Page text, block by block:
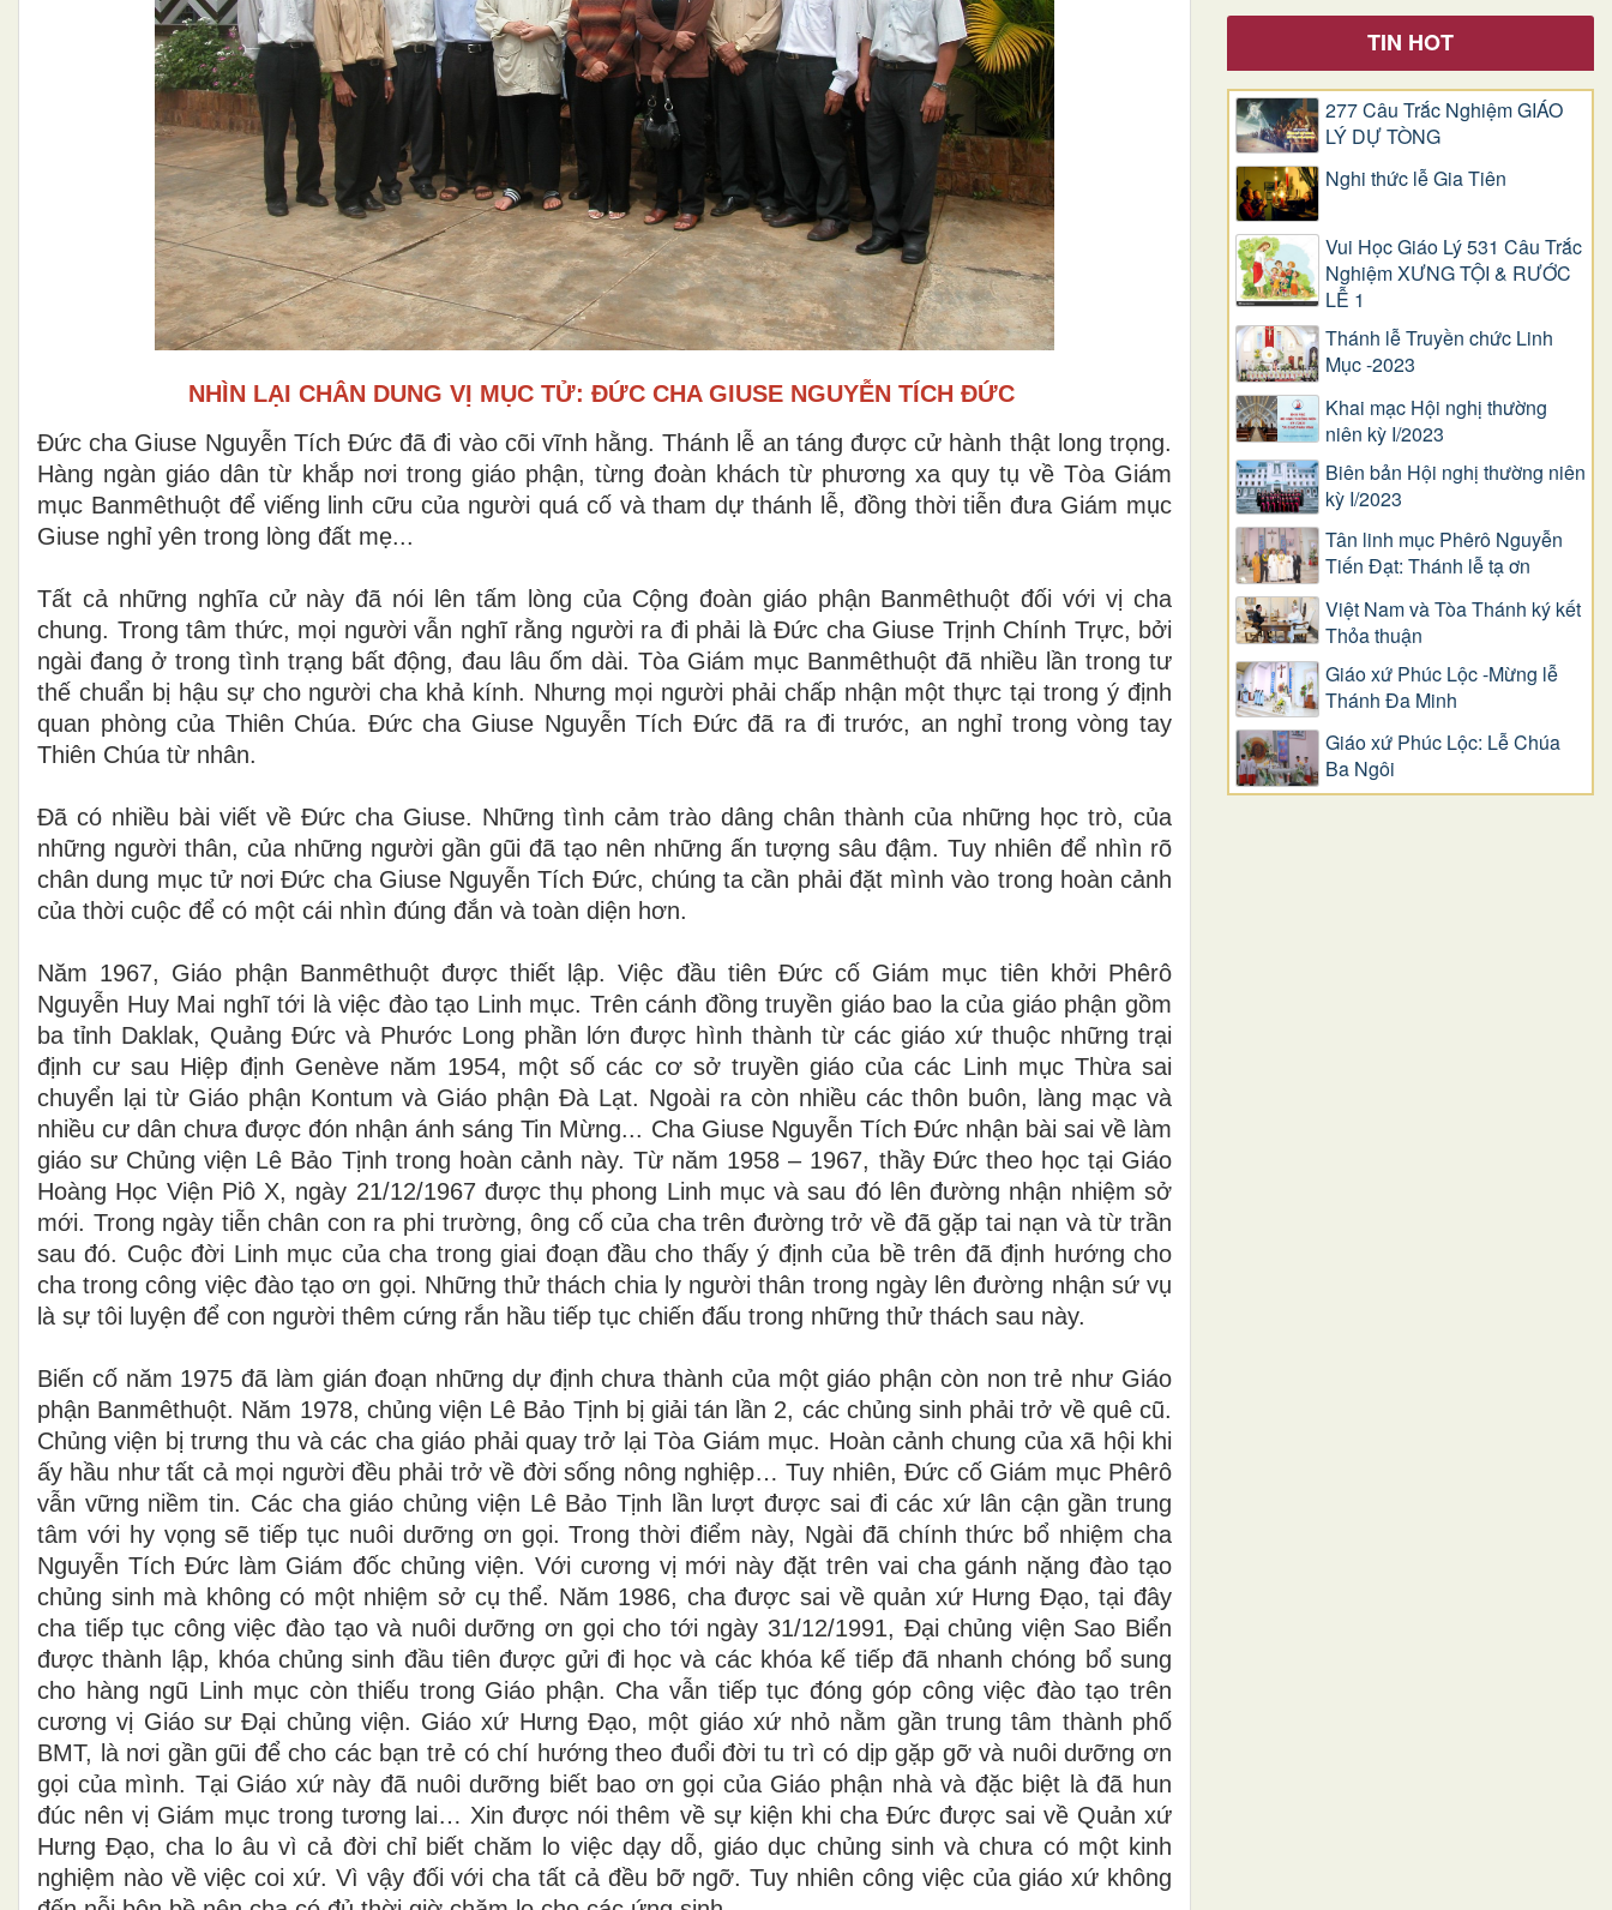
NHÌN LẠI CHÂN DUNG VỊ MỤC TỬ: ĐỨC CHA GIUSE NGUYỄN TÍCH ĐỨC
Đức cha Giuse Nguyễn Tích Đức đã đi vào cõi vĩnh hằng. Thánh lễ an táng được cử hành thật long trọng.
Hàng ngàn giáo dân từ khắp nơi trong giáo phận, từng đoàn khách từ phương xa quy tụ về Tòa Giám
mục Banmêthuột để viếng linh cữu của người quá cố và tham dự thánh lễ, đồng thời tiễn đưa Giám mục
Giuse nghỉ yên trong lòng đất mẹ...
Tất cả những nghĩa cử này đã nói lên tấm lòng của Cộng đoàn giáo phận Banmêthuột đối với vị cha
chung. Trong tâm thức, mọi người vẫn nghĩ rằng người ra đi phải là Đức cha Giuse Trịnh Chính Trực, bởi
ngài đang ở trong tình trạng bất động, đau lâu ốm dài. Tòa Giám mục Banmêthuột đã nhiều lần trong tư
thế chuẩn bị hậu sự cho người cha khả kính. Nhưng mọi người phải chấp nhận một thực tại trong ý định
quan phòng của Thiên Chúa. Đức cha Giuse Nguyễn Tích Đức đã ra đi trước, an nghỉ trong vòng tay
Thiên Chúa từ nhân.
Đã có nhiều bài viết về Đức cha Giuse. Những tình cảm trào dâng chân thành của những học trò, của
những người thân, của những người gần gũi đã tạo nên những ấn tượng sâu đậm. Tuy nhiên để nhìn rõ
chân dung mục tử nơi Đức cha Giuse Nguyễn Tích Đức, chúng ta cần phải đặt mình vào trong hoàn cảnh
của thời cuộc để có một cái nhìn đúng đắn và toàn diện hơn.
Năm 1967, Giáo phận Banmêthuột được thiết lập. Việc đầu tiên Đức cố Giám mục tiên khởi Phêrô
Nguyễn Huy Mai nghĩ tới là việc đào tạo Linh mục. Trên cánh đồng truyền giáo bao la của giáo phận gồm
ba tỉnh Daklak, Quảng Đức và Phước Long phần lớn được hình thành từ các giáo xứ thuộc những trại
định cư sau Hiệp định Genève năm 1954, một số các cơ sở truyền giáo của các Linh mục Thừa sai
chuyển lại từ Giáo phận Kontum và Giáo phận Đà Lạt. Ngoài ra còn nhiều các thôn buôn, làng mạc và
nhiều cư dân chưa được đón nhận ánh sáng Tin Mừng... Cha Giuse Nguyễn Tích Đức nhận bài sai về làm
giáo sư Chủng viện Lê Bảo Tịnh trong hoàn cảnh này. Từ năm 1958 – 1967, thầy Đức theo học tại Giáo
Hoàng Học Viện Piô X, ngày 21/12/1967 được thụ phong Linh mục và sau đó lên đường nhận nhiệm sở
mới. Trong ngày tiễn chân con ra phi trường, ông cố của cha trên đường trở về đã gặp tai nạn và từ trần
sau đó. Cuộc đời Linh mục của cha trong giai đoạn đầu cho thấy ý định của bề trên đã định hướng cho
cha trong công việc đào tạo ơn gọi. Những thử thách chia ly người thân trong ngày lên đường nhận sứ vụ
là sự tôi luyện để con người thêm cứng rắn hầu tiếp tục chiến đấu trong những thử thách sau này.
Biến cố năm 1975 đã làm gián đoạn những dự định chưa thành của một giáo phận còn non trẻ như Giáo
phận Banmêthuột. Năm 1978, chủng viện Lê Bảo Tịnh bị giải tán lần 2, các chủng sinh phải trở về quê cũ.
Chủng viện bị trưng thu và các cha giáo phải quay trở lại Tòa Giám mục. Hoàn cảnh chung của xã hội khi
ấy hầu như tất cả mọi người đều phải trở về đời sống nông nghiệp… Tuy nhiên, Đức cố Giám mục Phêrô
vẫn vững niềm tin. Các cha giáo chủng viện Lê Bảo Tịnh lần lượt được sai đi các xứ lân cận gần trung
tâm với hy vọng sẽ tiếp tục nuôi dưỡng ơn gọi. Trong thời điểm này, Ngài đã chính thức bổ nhiệm cha
Nguyễn Tích Đức làm Giám đốc chủng viện. Với cương vị mới này đặt trên vai cha gánh nặng đào tạo
chủng sinh mà không có một nhiệm sở cụ thể. Năm 1986, cha được sai về quản xứ Hưng Đạo, tại đây
cha tiếp tục công việc đào tạo và nuôi dưỡng ơn gọi cho tới ngày 31/12/1991, Đại chủng viện Sao Biển
được thành lập, khóa chủng sinh đầu tiên được gửi đi học và các khóa kế tiếp đã nhanh chóng bổ sung
cho hàng ngũ Linh mục còn thiếu trong Giáo phận. Cha vẫn tiếp tục đóng góp công việc đào tạo trên
cương vị Giáo sư Đại chủng viện. Giáo xứ Hưng Đạo, một giáo xứ nhỏ nằm gần trung tâm thành phố
BMT, là nơi gần gũi để cho các bạn trẻ có chí hướng theo đuổi đời tu trì có dịp gặp gỡ và nuôi dưỡng ơn
gọi của mình. Tại Giáo xứ này đã nuôi dưỡng biết bao ơn gọi của Giáo phận nhà và đặc biệt là đã hun
đúc nên vị Giám mục trong tương lai… Xin được nói thêm về sự kiện khi cha Đức được sai về Quản xứ
Hưng Đạo, cha lo âu vì cả đời chỉ biết chăm lo việc dạy dỗ, giáo dục chủng sinh và chưa có một kinh
nghiệm nào về việc coi xứ. Vì vậy đối với cha tất cả đều bỡ ngỡ. Tuy nhiên công việc của giáo xứ không
TIN HOT
277 Câu Trắc Nghiệm GIÁO
LÝ DỰ TÒNG
Nghi thức lễ Gia Tiên
Vui Học Giáo Lý 531 Câu Trắc
Nghiệm XƯNG TỘI & RƯỚC
LỄ 1
Thánh lễ Truyền chức Linh
Mục -2023
Khai mạc Hội nghị thường
niên kỳ I/2023
Biên bản Hội nghị thường niên
kỳ I/2023
Tân linh mục Phêrô Nguyễn
Tiến Đạt: Thánh lễ tạ ơn
Việt Nam và Tòa Thánh ký kết
Thỏa thuận
Giáo xứ Phúc Lộc -Mừng lễ
Thánh Đa Minh
Giáo xứ Phúc Lộc: Lễ Chúa
Ba Ngôi